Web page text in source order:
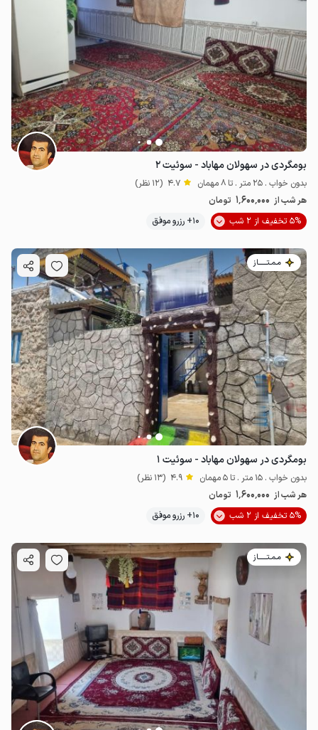
بومگردی در سهولان مهاباد - سوئیت ۲
بدون خواب . 25 متر . تا 8 مهمان 4.7 (12 نظر)
هر شب از 1٬600٬000 تومان
5% تخفیف از 2 شب
10+ رزرو موفق
مـمـتــــــاز
بومگردی در سهولان مهاباد - سوئیت ۱
بدون خواب . 15 متر . تا 5 مهمان 4.9 (13 نظر)
هر شب از 1٬600٬000 تومان
5% تخفیف از 2 شب
10+ رزرو موفق
مـمـتــــــاز